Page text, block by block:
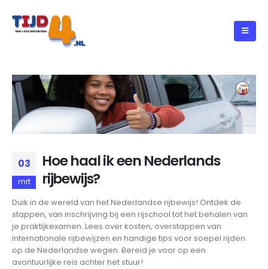
03
mrt
Hoe haal ik een Nederlands
rijbewijs?
Duik in de wereld van het Nederlandse rijbewijs! Ontdek de
stappen, van inschrijving bij een rijschool tot het behalen van
je praktijkexamen. Lees over kosten, overstappen van
internationale rijbewijzen en handige tips voor soepel rijden
op de Nederlandse wegen. Bereid je voor op een
avontuurlijke reis achter het stuur!